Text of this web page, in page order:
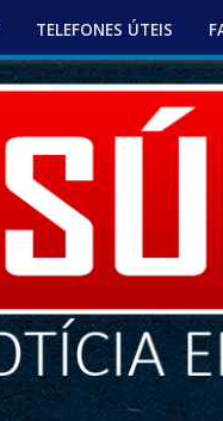
TELEFONES ÚTEIS